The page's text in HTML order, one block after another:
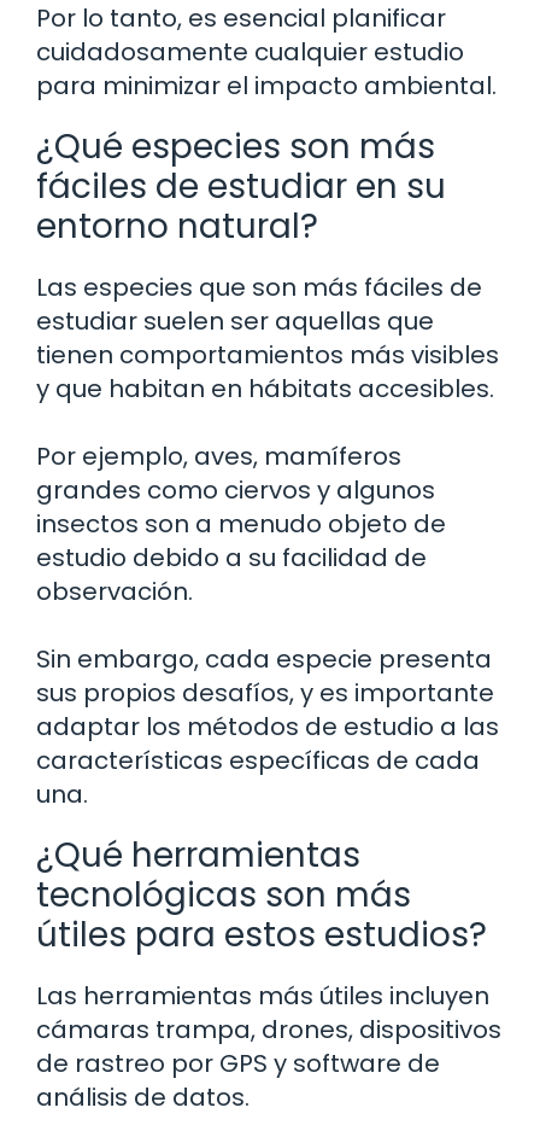
Por lo tanto, es esencial planificar
cuidadosamente cualquier estudio
para minimizar el impacto ambiental.
¿Qué especies son más
fáciles de estudiar en su
entorno natural?
Las especies que son más fáciles de
estudiar suelen ser aquellas que
tienen comportamientos más visibles
y que habitan en hábitats accesibles.
Por ejemplo, aves, mamíferos
grandes como ciervos y algunos
insectos son a menudo objeto de
estudio debido a su facilidad de
observación.
Sin embargo, cada especie presenta
sus propios desafíos, y es importante
adaptar los métodos de estudio a las
características específicas de cada
una.
¿Qué herramientas
tecnológicas son más
útiles para estos estudios?
Las herramientas más útiles incluyen
cámaras trampa, drones, dispositivos
de rastreo por GPS y software de
análisis de datos.